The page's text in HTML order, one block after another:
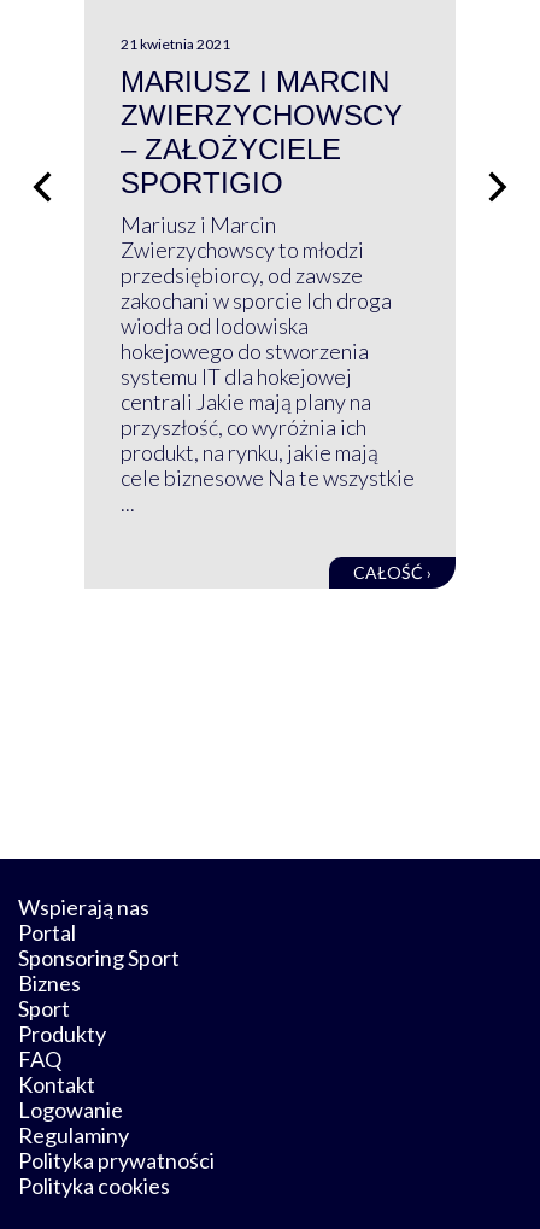
21 kwietnia 2021
MARIUSZ I MARCIN
ZWIERZYCHOWSCY
– ZAŁOŻYCIELE
SPORTIGIO
Mariusz i Marcin
Zwierzychowscy to młodzi
przedsiębiorcy, od zawsze
zakochani w sporcie Ich droga
wiodła od lodowiska
hokejowego do stworzenia
systemu IT dla hokejowej
centrali Jakie mają plany na
przyszłość, co wyróżnia ich
produkt, na rynku, jakie mają
cele biznesowe Na te wszystkie
...
CAŁOŚĆ ›
Wspierają nas
Portal
Sponsoring Sport
Biznes
Sport
Produkty
FAQ
Kontakt
Logowanie
Regulaminy
Polityka prywatności
Polityka cookies